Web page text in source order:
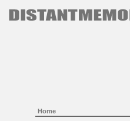
본문으로 바로가기
Home